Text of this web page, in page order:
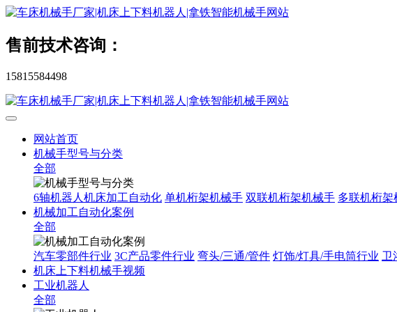
售前技术咨询：
15815584498
网站首页
机械手型号与分类
全部
6轴机器人机床加工自动化 单机桁架机械手 双联机桁架机械手 多联机桁架
机械加工自动化案例
全部
汽车零部件行业 3C产品零件行业 弯头/三通/管件 灯饰/灯具/手电筒行业 卫
机床上下料机械手视频
工业机器人
全部